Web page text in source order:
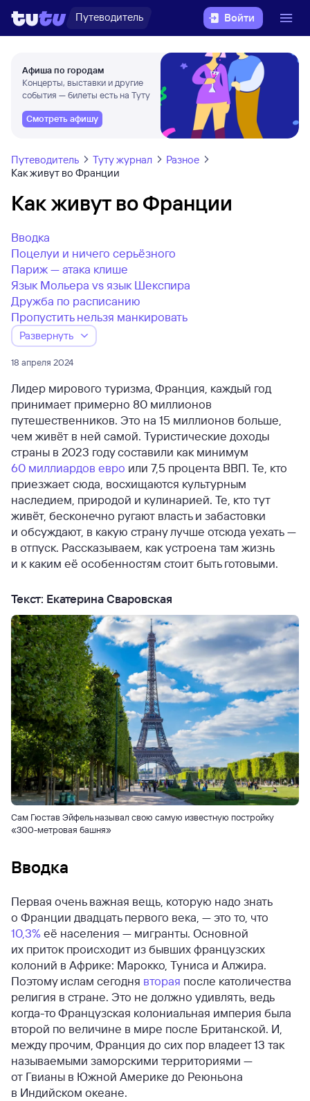
Путеводитель Войти
Афиша по городам
Концерты, выставки и другие
события — билеты есть на Туту
Смотреть афишу
Путеводитель Туту журнал
Разное
Как живут во Франции
Как живут во Франции
Вводка
Поцелуи и ничего серьёзного
Париж — атака клише
Язык Мольера vs язык Шекспира
Дружба по расписанию
Пропустить нельзя манкировать
Развернуть
18 апреля 2024
Лидер мирового туризма, Франция, каждый год
принимает примерно 80 миллионов
путешественников. Это на 15 миллионов больше,
чем живёт в ней самой. Туристические доходы
страны в 2023 году составили как минимум
60 миллиардов евро или 7,5 процента ВВП. Те, кто
приезжает сюда, восхищаются культурным
наследием, природой и кулинарией. Те, кто тут
живёт, бесконечно ругают власть и забастовки
и обсуждают, в какую страну лучше отсюда уехать —
в отпуск. Рассказываем, как устроена там жизнь
и к каким её особенностям стоит быть готовыми.
Текст: Екатерина Сваровская
Сам Гюстав Эйфель называл свою самую известную постройку
«300-метровая башня»
Вводка
Первая очень важная вещь, которую надо знать
о Франции двадцать первого века, — это то, что
10,3% её населения — мигранты. Основной
их приток происходит из бывших французских
колоний в Африке: Марокко, Туниса и Алжира.
Поэтому ислам сегодня вторая после католичества
религия в стране. Это не должно удивлять, ведь
когда-то Французская колониальная империя была
второй по величине в мире после Британской. И,
между прочим, Франция до сих пор владеет 13 так
называемыми заморскими территориями —
от Гвианы в Южной Америке до Реюньона
в Индийском океане.